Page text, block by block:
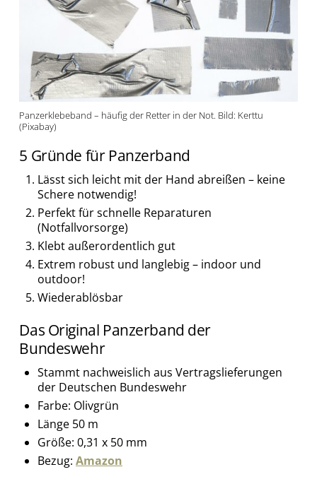
Panzerklebeband – häufig der Retter in der Not. Bild: Kerttu
(Pixabay)
5 Gründe für Panzerband
Lässt sich leicht mit der Hand abreißen – keine
Schere notwendig!
Perfekt für schnelle Reparaturen
(Notfallvorsorge)
Klebt außerordentlich gut
Extrem robust und langlebig – indoor und
outdoor!
Wiederablösbar
Das Original Panzerband der
Bundeswehr
Stammt nachweislich aus Vertragslieferungen
der Deutschen Bundeswehr
Farbe: Olivgrün
Länge 50 m
Größe: 0,31 x 50 mm
Bezug: Amazon